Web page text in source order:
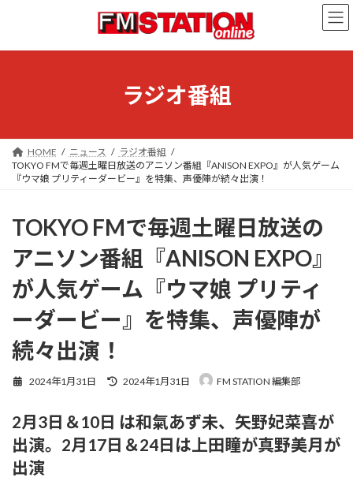
ン
ー
ラジオ番組
HOME ニュース
ラジオ番組
TOKYO FMで毎週土曜日放送のアニソン番組『ANISON EXPO』が人気ゲーム
『ウマ娘 プリティーダービー』を特集、声優陣が続々出演！
TOKYO FMで毎週土曜日放送の
アニソン番組『ANISON EXPO』
が人気ゲーム『ウマ娘 プリティ
ーダービー』を特集、声優陣が
続々出演！
2024年1月31日
最
新
時
2024年1月31日 FM STATION 編集部
2月3日＆10日 は和氣あず未、矢野妃菜喜が
出演。2月17日＆24日は上田瞳が真野美月が
出演